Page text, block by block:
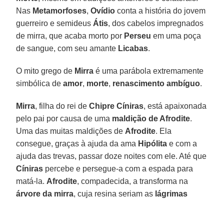
Nas Metamorfoses,Ovídio conta a história do jovem
guerreiro e semideus Átis, dos cabelos impregnados
de mirra, que acaba morto por Perseu em uma poça
de sangue, com seu amante Licabas.
O mito grego de Mirra é uma parábola extremamente
simbólica deamor, morte, renascimento ambíguo.
Mirra, filha do rei deChipre Cíniras, está apaixonada
pelo pai por causa de uma maldição de Afrodite.
Uma das muitas maldições de Afrodite. Ela
consegue, graças à ajuda da ama Hipólita e com a
ajuda das trevas, passar doze noites com ele. Até que
Cíniras percebe e persegue-a com a espada para
matá-la. Afrodite, compadecida, a transforma na
árvore da mirra, cuja resina seriam as lágrimas